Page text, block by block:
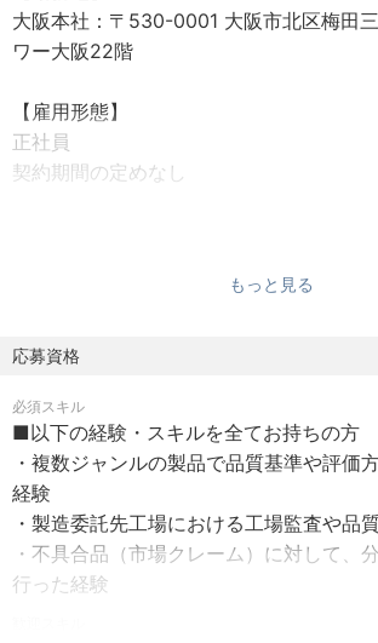
①全23カテゴリーの商品展開。プライベ
も34万点以上取り揃えており、幅広い商
②少数精鋭でプロジェクトを進めており
プロセス(企画～仕入～販売)を俯瞰して品
するような経験を積むことができます。
工場と関わる機会が多く、渉外スキルの
・製品分野ごとの品質基準・評価方法の確
・製造委託先工場（OEM先）の工場監査
・不具合品（市場クレーム）の分析と対
・関連法令に関する調査及び関連省庁へ
・品質管理運営に関するルール作り・作
大阪本社：〒530-0001 大阪市北区梅田
ワー大阪22階
【雇用形態】
正社員
契約期間の定めなし
※育児・介護フレックスタイム制度あり（
※時差出勤制度あり
【休日】
・完全週休二日制（土・日、祝日）
・有給休暇（入社時5日付与、入社半年
・年末年始休暇
・慶弔休暇
・産休 / 育休
・バースデー休暇など
もっと見る
応募資格
必須スキル
■以下の経験・スキルを全てお持ちの方
・複数ジャンルの製品で品質基準や評価
経験
・製造委託先工場における工場監査や品
・不具合品（市場クレーム）に対して、
行った経験